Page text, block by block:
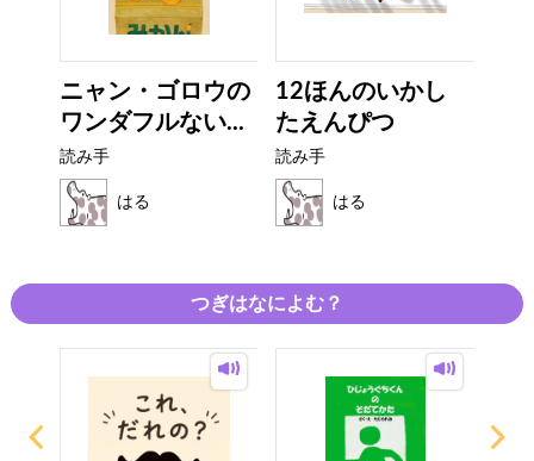
ニャン・ゴロウの
ワンダフルない...
読み手
はる
12ほんのいかし
たえんぴつ
読み手
はる
つぎはなによむ？